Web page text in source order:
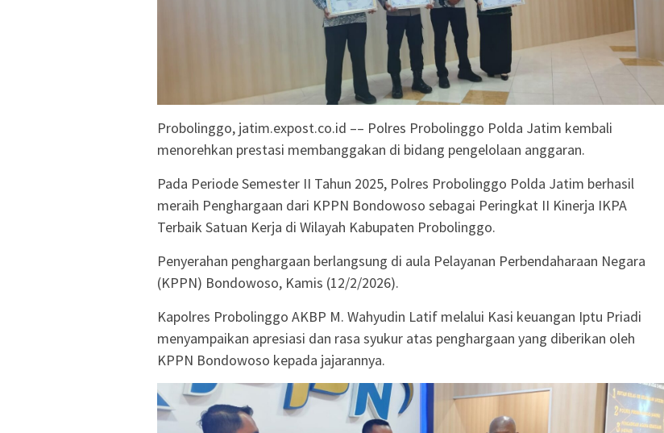
Probolinggo, jatim.expost.co.id –– Polres Probolinggo Polda Jatim kembali
menorehkan prestasi membanggakan di bidang pengelolaan anggaran.
Pada Periode Semester II Tahun 2025, Polres Probolinggo Polda Jatim berhasil
meraih Penghargaan dari KPPN Bondowoso sebagai Peringkat II Kinerja IKPA
Terbaik Satuan Kerja di Wilayah Kabupaten Probolinggo.
Penyerahan penghargaan berlangsung di aula Pelayanan Perbendaharaan Negara
(KPPN) Bondowoso, Kamis (12/2/2026).
Kapolres Probolinggo AKBP M. Wahyudin Latif melalui Kasi keuangan Iptu Priadi
menyampaikan apresiasi dan rasa syukur atas penghargaan yang diberikan oleh
KPPN Bondowoso kepada jajarannya.